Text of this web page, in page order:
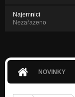
Najemnici
Nezařazeno
NOVINKY